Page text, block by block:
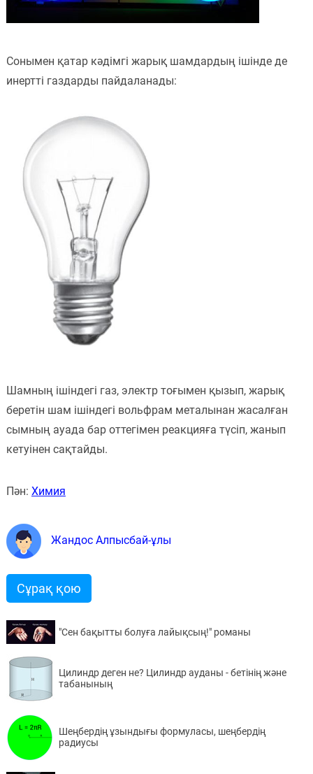
Сонымен қатар кәдімгі жарық шамдардың ішінде де
инертті газдарды пайдаланады:
Шамның ішіндегі газ, электр тоғымен қызып, жарық
беретін шам ішіндегі вольфрам металынан жасалған
сымның ауада бар оттегімен реакцияға түсіп, жанып
кетуінен сақтайды.
Пән: Химия
Жандос Алпысбай-ұлы
Сұрақ қою
"Сен бақытты болуға лайықсың!" романы
Цилиндр деген не? Цилиндр ауданы - бетінің және
табанының
Шеңбердің ұзындығы формуласы, шеңбердің
радиусы